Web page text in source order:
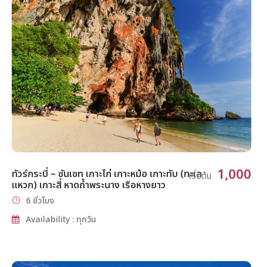
ทัวร์กระบี่ – ซันเซท เกาะไก่ เกาะหม้อ เกาะทับ (ทะเล
แหวก) เกาะสี่ หาดถ้ำพระนาง เรือหางยาว
เริ่มต้น 1,000
6 ชั่วโมง
Availability : ทุกวัน